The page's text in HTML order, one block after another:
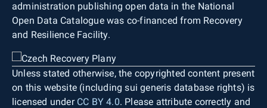
administration publishing open data in the National
Open Data Catalogue was co-financed from Recovery
and Resilience Facility.
Unless stated otherwise, the copyrighted content present
on this website (including sui generis database rights) is
licensed under CC BY 4.0. Please attribute correctly and